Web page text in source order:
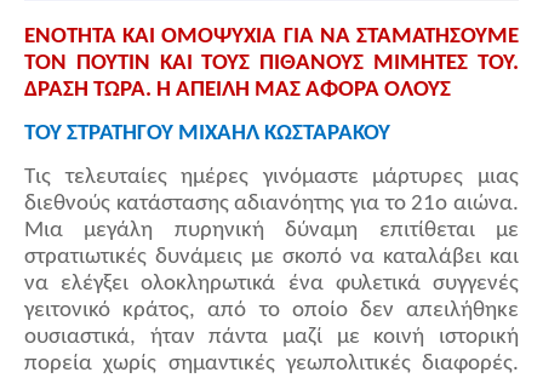
ΕΝΟΤΗΤΑ ΚΑΙ ΟΜΟΨΥΧΙΑ ΓΙΑ ΝΑ ΣΤΑΜΑΤΗΣΟΥΜΕ
ΤΟΝ ΠΟΥΤΙΝ ΚΑΙ ΤΟΥΣ ΠΙΘΑΝΟΥΣ ΜΙΜΗΤΕΣ ΤΟΥ.
ΔΡΑΣΗ ΤΩΡΑ. Η ΑΠΕΙΛΗ ΜΑΣ ΑΦΟΡΑ ΟΛΟΥΣ
ΤΟΥ ΣΤΡΑΤΗΓΟΥ ΜΙΧΑΗΛ ΚΩΣΤΑΡΑΚΟΥ
Τις τελευταίες ημέρες γινόμαστε μάρτυρες μιας
διεθνούς κατάστασης αδιανόητης για το 21ο αιώνα.
Μια μεγάλη πυρηνική δύναμη επιτίθεται με
στρατιωτικές δυνάμεις με σκοπό να καταλάβει και
να ελέγξει ολοκληρωτικά ένα φυλετικά συγγενές
γειτονικό κράτος, από το οποίο δεν απειλήθηκε
ουσιαστικά, ήταν πάντα μαζί με κοινή ιστορική
πορεία χωρίς σημαντικές γεωπολιτικές διαφορές.